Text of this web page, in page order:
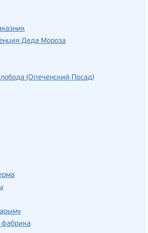
Деда Мороза
(Опеченский Посад)